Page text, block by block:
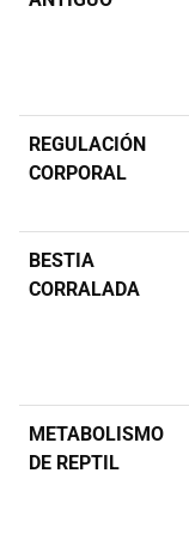
REGULACIÓN
CORPORAL
BESTIA
CORRALADA
METABOLISMO
DE REPTIL